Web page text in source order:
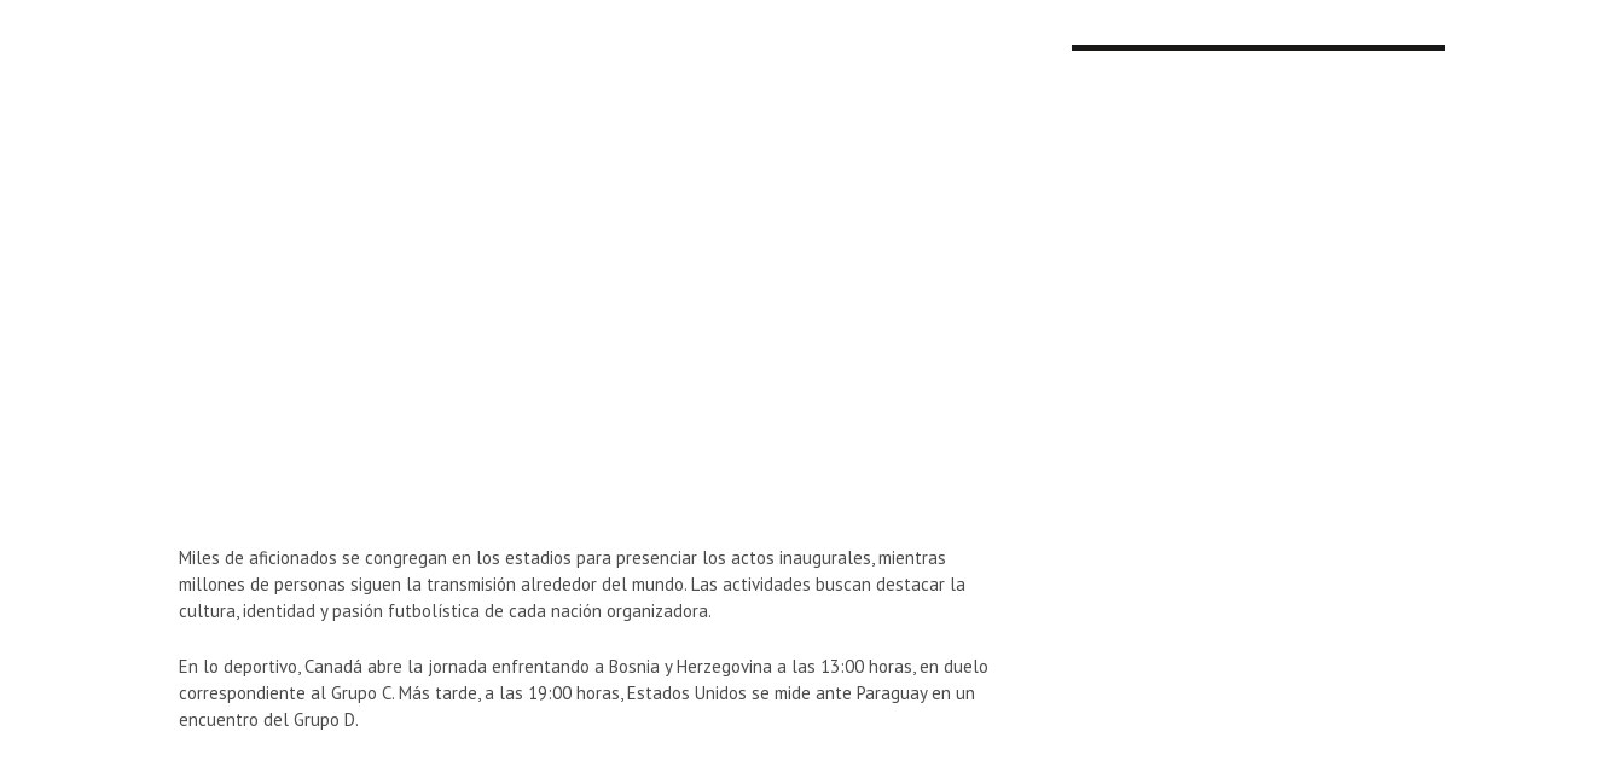
Miles de aficionados se congregan en los estadios para presenciar los actos inaugurales, mientras
millones de personas siguen la transmisión alrededor del mundo. Las actividades buscan destacar la
cultura, identidad y pasión futbolística de cada nación organizadora.
En lo deportivo, Canadá abre la jornada enfrentando a Bosnia y Herzegovina a las 13:00 horas, en duelo
correspondiente al Grupo C. Más tarde, a las 19:00 horas, Estados Unidos se mide ante Paraguay en un
encuentro del Grupo D.